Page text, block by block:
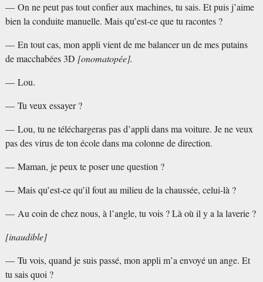
— On ne peut pas tout confier aux machines, tu sais. Et puis j’aime
bien la conduite manuelle. Mais qu’est-ce que tu racontes ?
— En tout cas, mon appli vient de me balancer un de mes putains
de macchabées 3D [onomatopée].
— Lou.
— Tu veux essayer ?
— Lou, tu ne téléchargeras pas d’appli dans ma voiture. Je ne veux
pas des virus de ton école dans ma colonne de direction.
— Maman, je peux te poser une question ?
— Mais qu’est-ce qu’il fout au milieu de la chaussée, celui-là ?
— Au coin de chez nous, à l’angle, tu vois ? Là où il y a la laverie ?
[inaudible]
— Tu vois, quand je suis passé, mon appli m’a envoyé un ange. Et
tu sais quoi ?